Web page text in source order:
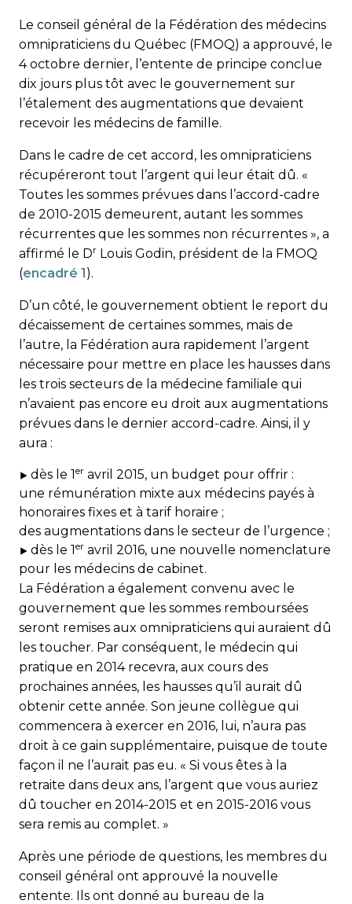
Le conseil général de la Fédération des médecins
omnipraticiens du Québec (FMOQ) a approuvé, le
4 octobre dernier, l’entente de principe conclue
dix jours plus tôt avec le gouvernement sur
l’étalement des augmentations que devaient
recevoir les médecins de famille.
Dans le cadre de cet accord, les omnipraticiens
récupéreront tout l’argent qui leur était dû. «
Toutes les sommes prévues dans l’accord-cadre
de 2010-2015 demeurent, autant les sommes
récurrentes que les sommes non récurrentes », a
affirmé le Dr Louis Godin, président de la FMOQ
(encadré 1).
D’un côté, le gouvernement obtient le report du
décaissement de certaines sommes, mais de
l’autre, la Fédération aura rapidement l’argent
nécessaire pour mettre en place les hausses dans
les trois secteurs de la médecine familiale qui
n’avaient pas encore eu droit aux augmentations
prévues dans le dernier accord-cadre. Ainsi, il y
aura :
dès le 1er avril 2015, un budget pour offrir :
une rémunération mixte aux médecins payés à
honoraires fixes et à tarif horaire ;
des augmentations dans le secteur de l’urgence ;
dès le 1er avril 2016, une nouvelle nomenclature
pour les médecins de cabinet.
La Fédération a également convenu avec le
gouvernement que les sommes remboursées
seront remises aux omnipraticiens qui auraient dû
les toucher. Par conséquent, le médecin qui
pratique en 2014 recevra, aux cours des
prochaines années, les hausses qu’il aurait dû
obtenir cette année. Son jeune collègue qui
commencera à exercer en 2016, lui, n’aura pas
droit à ce gain supplémentaire, puisque de toute
façon il ne l’aurait pas eu. « Si vous êtes à la
retraite dans deux ans, l’argent que vous auriez
dû toucher en 2014-2015 et en 2015-2016 vous
sera remis au complet. »
Après une période de questions, les membres du
conseil général ont approuvé la nouvelle
entente. Ils ont donné au bureau de la